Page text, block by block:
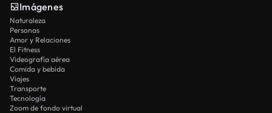
Imágenes
Naturaleza
Personas
Amor y Relaciones
El Fitness
Videografía aérea
Comida y bebida
Viajes
Transporte
Tecnología
Zoom de fondo virtual